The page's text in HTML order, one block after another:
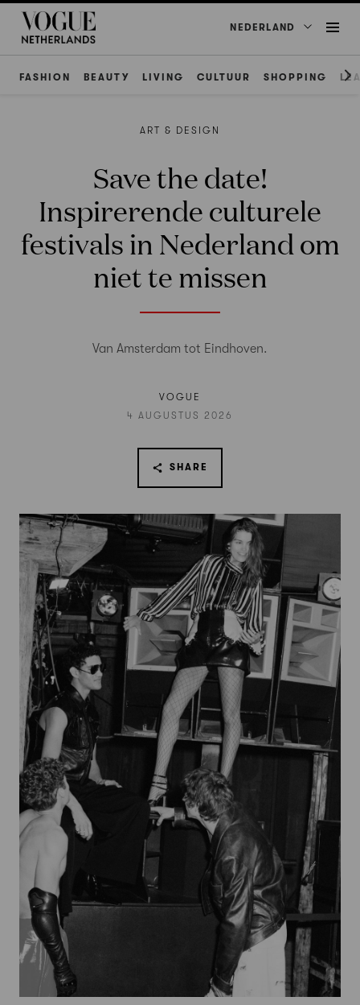
NEDERLAND
FASHION BEAUTY LIVING CULTUUR SHOPPING
ART & DESIGN
Save the date!
Inspirerende culturele
festivals in Nederland om
niet te missen
Van Amsterdam tot Eindhoven.
VOGUE
4 AUGUSTUS 2026
SHARE